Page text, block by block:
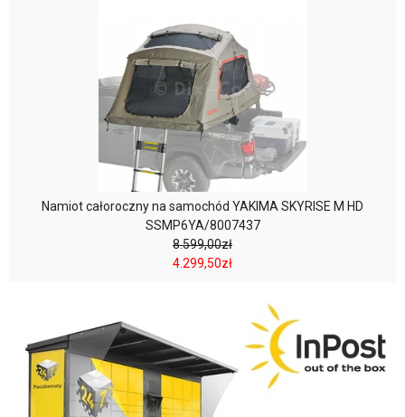
Namiot całoroczny na samochód YAKIMA SKYRISE M HD
SSMP6YA/8007437
8.599,00zł
4.299,50zł